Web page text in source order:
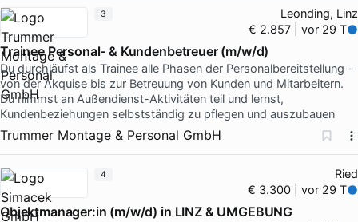
Leonding, Linz
€ 2.857 | vor 29 T
Trainee Personal- & Kundenbetreuer (m/w/d)
Du durchläufst als Trainee alle Phasen der Personalbereitstellung –
von der Akquise bis zur Betreuung von Kunden und Mitarbeitern.
Du nimmst an Außendienst-Aktivitäten teil und lernst,
Kundenbeziehungen selbstständig zu pflegen und auszubauen
Trummer Montage & Personal GmbH
3
Ried
€ 3.300 | vor 29 T
Objektmanager:in (m/w/d) in LINZ & UMGEBUNG
4